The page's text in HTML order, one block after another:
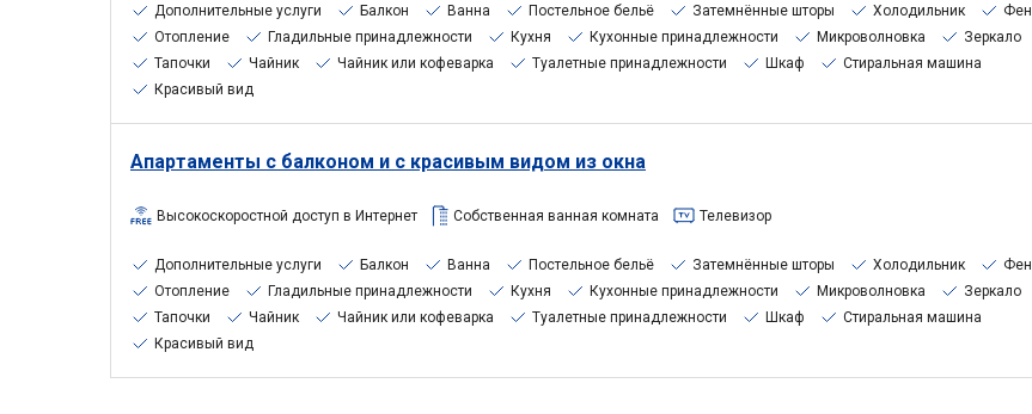
Дополнительные услуги Балкон Ванна Постельное бельё Затемнённые шторы Холодильник
Фен
Отопление
Гладильные принадлежности Кухня Кухонные принадлежности Микроволновка
Зеркало
Тапочки
Чайник Чайник или кофеварка Туалетные принадлежности Шкаф
Стиральная машина
Красивый вид
Апартаменты с балконом и с красивым видом из окна
Высокоскоростной доступ в Интернет Собственная ванная комната Телевизор
Дополнительные услуги Балкон Ванна Постельное бельё Затемнённые шторы Холодильник
Фен
Отопление
Гладильные принадлежности Кухня Кухонные принадлежности Микроволновка
Зеркало
Тапочки
Чайник Чайник или кофеварка Туалетные принадлежности Шкаф
Стиральная машина
Красивый вид